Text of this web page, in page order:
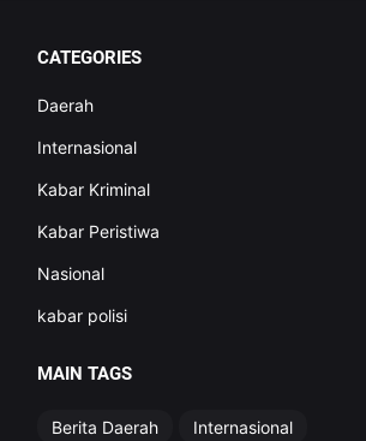
CATEGORIES
Daerah
Internasional
Kabar Kriminal
Kabar Peristiwa
Nasional
kabar polisi
MAIN TAGS
Berita Daerah
Internasional